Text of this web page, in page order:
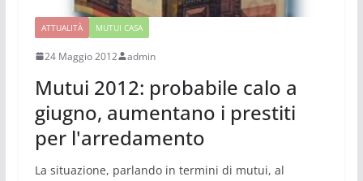
ATTUALITÀ MUTUI CASA
24 Maggio 2012 admin
Mutui 2012: probabile calo a
giugno, aumentano i prestiti
per l'arredamento
La situazione, parlando in termini di mutui, al